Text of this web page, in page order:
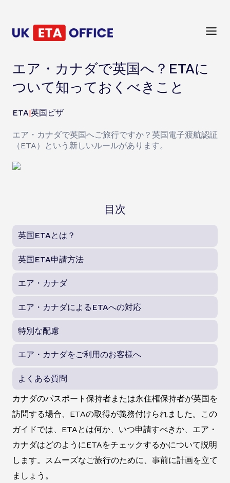
エア・カナダで英国へ？ETAに
ついて知っておくべきこと
ETA|英国ビザ
エア・カナダで英国へご旅行ですか？英国電子渡航認証
（ETA）という新しいルールがあります。
目次
英国ETAとは？
英国ETA申請方法
エア・カナダ
エア・カナダによるETAへの対応
特別な配慮
エア・カナダをご利用のお客様へ
よくある質問
カナダのパスポート保持者または永住権保持者が英国を
訪問する場合、ETAの取得が義務付けられました。この
ガイドでは、ETAとは何か、いつ申請すべきか、エア・
カナダはどのようにETAをチェックするかについて説明
します。スムーズなご旅行のために、事前に計画を立て
ましょう。